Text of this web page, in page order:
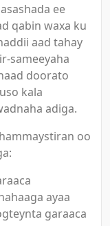
ee
qabin waxa ku
aad tahay
sameeyaha
doorato
kala
adiga.
oo
ayaa
garaaca